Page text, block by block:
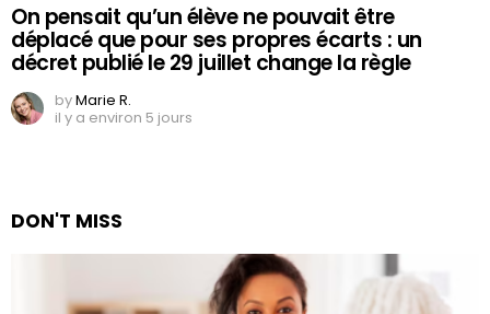
On pensait qu’un élève ne pouvait être
déplacé que pour ses propres écarts : un
décret publié le 29 juillet change la règle
byMarie R.
il y a environ 5 jours
DON'T MISS